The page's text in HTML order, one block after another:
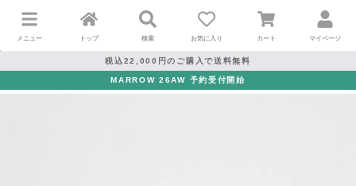
メニュー トップ 検索 お気に入り カート マイページ
税込22,000円のご購入で送料無料
MARROW 26AW 予約受付開始